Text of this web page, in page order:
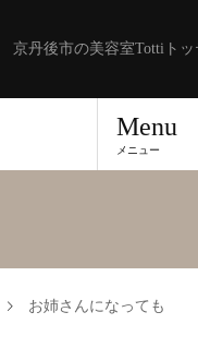
京丹後市の美容室Tottiトッ
Menu
メニュー
お姉さんになっても